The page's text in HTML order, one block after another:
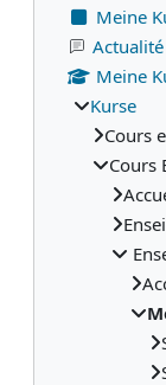
Meine
Actualité
Meine
Kurse
Cours
Cours